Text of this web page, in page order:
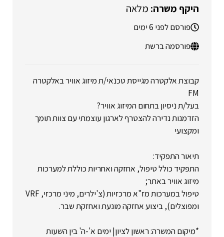
מלאה
פורסם לפני 6 ימים
פורסמה ברשת
קבוצת אלקטרה מגייסת טכנאי/ת מיזוג אוויר באלקטרה
FM
בעל/ת ניסיון בתחום המיזוג אוויר?
הזדמנות נדירה להצטרף לארגון עוצמתי עם צוות תומך
ומקצועי
תיאור התפקיד:
התפקיד כולל טיפול, אחזקה ואחריות כוללת למערכות
מיזוג אוויר באתר;
טיפול במערכות מז"א מרכזיות (צ'ילרים, מיני מרכזי, VRF
ומפוצלים), ביצוע אחזקה מונעת ואחזקת שבר.
*מיקום המשרה: ראשון לציון| ימים א'-ה' בין השעות